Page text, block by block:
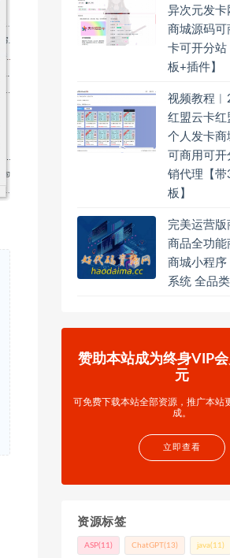
异次元发卡
商城源码
卡可开分站
板+插件】
视频教程
红盟云卡红
个人发卡商
可商用可
销代理【带
板】
完美运营版
商品全功能
商城小程序
系统 全品
赞助本站成为终身VIP
元
可免费下载本站全部资源，推广本站
成。
立即查看
资源标签
ASP(11) ChatGPT(13) java(11)